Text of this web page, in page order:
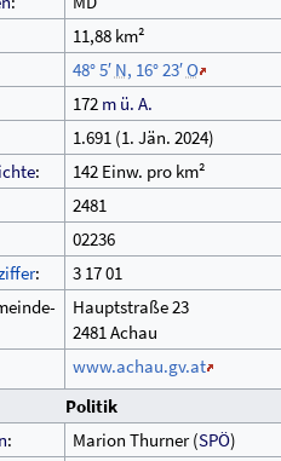
11,88 km²
48°5′ N, 16°23′O
172 m ü. A.
1.691 (1. Jän. 2024)
:
142 Einw. pro km²
2481
02236
: 3 1701
Hauptstraße 23
2481 Achau
www.achau.gv.at
Politik
: Marion Thurner (SPÖ)